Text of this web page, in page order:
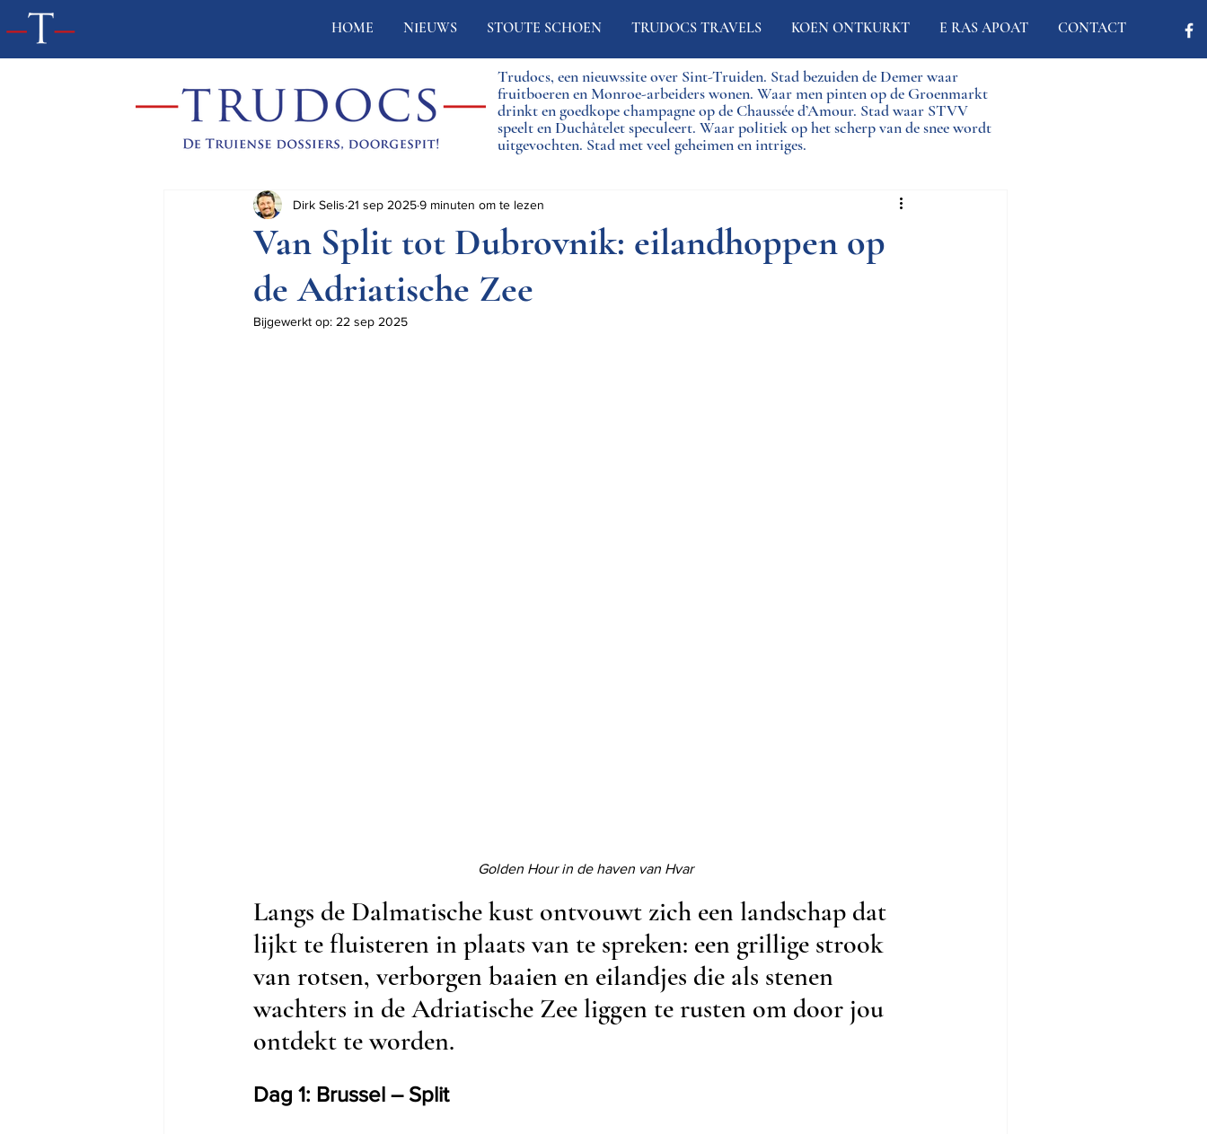
HOME NIEUWS STOUTE SCHOEN TRUDOCS TRAVELS KOEN ONTKURKT E RAS APOAT CONTACT
Trudocs, een nieuwssite over Sint-Truiden. Stad bezuiden de Demer waar
fruitboeren en Monroe-arbeiders wonen. Waar men pinten op de Groenmarkt
drinkt en goedkope champagne op de Chaussée d’Amour. Stad waar STVV
speelt en Duchâtelet speculeert. Waar politiek op het scherp van de snee wordt
uitgevochten. Stad met veel geheimen en intriges.
Van Split tot Dubrovnik: eilandhoppen op
de Adriatische Zee
Dirk Selis 21 sep 20259 minuten om te lezen
Bijgewerkt op: 22 sep 2025
Golden Hour in de haven van Hvar
Langs de Dalmatische kust ontvouwt zich een landschap dat
lijkt te fluisteren in plaats van te spreken: een grillige strook
van rotsen, verborgen baaien en eilandjes die als stenen
wachters in de Adriatische Zee liggen te rusten om door jou
ontdekt te worden.
Dag 1: Brussel – Split